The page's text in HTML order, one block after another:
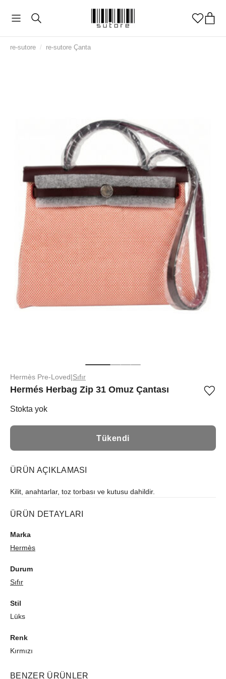
re-sutore / re-sutore Çanta
Hermès Pre-Loved Sıfır
Hermés Herbag Zip 31 Omuz Çantası
Stokta yok
Tükendi
ÜRÜN AÇIKLAMASI
Kilit, anahtarlar, toz torbası ve kutusu dahildir.
ÜRÜN DETAYLARI
Marka
Hermès
Durum
Sıfır
Stil
Lüks
Renk
Kırmızı
BENZER ÜRÜNLER